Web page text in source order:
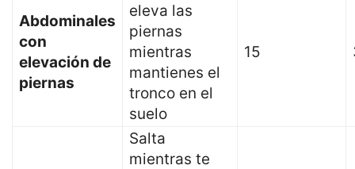
Abdominales
con
elevación de
piernas
eleva las
piernas
mientras
mantienes el
tronco en el
suelo
15
Salta
mientras te